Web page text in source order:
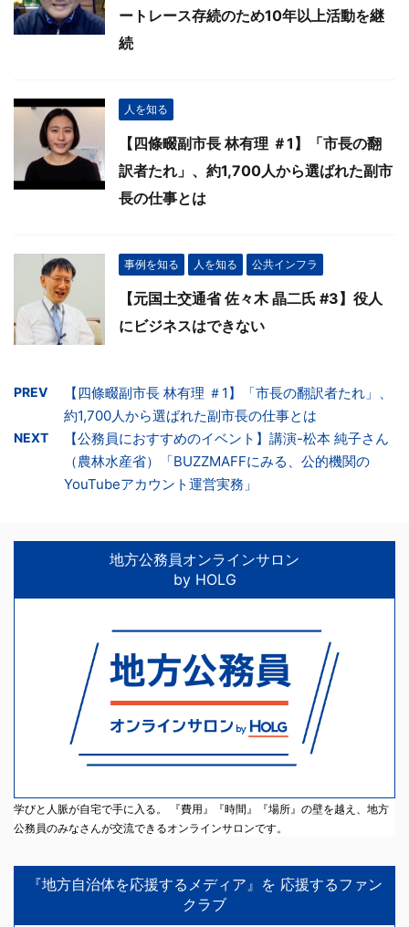
ートレース存続のため10年以上活動を継
続
人を知る
【四條畷副市長 林有理 ＃1】「市長の翻
訳者たれ」、約1,700人から選ばれた副市
長の仕事とは
事例を知る 人を知る 公共インフラ
【元国土交通省 佐々木 晶二氏 #3】役人
にビジネスはできない
PREV
【四條畷副市長 林有理 ＃1】「市長の翻訳者たれ」、
約1,700人から選ばれた副市長の仕事とは
NEXT
【公務員におすすめのイベント】講演-松本 純子さん
（農林水産省）「BUZZMAFFにみる、公的機関の
YouTubeアカウント運営実務」
地方公務員オンラインサロン
by HOLG
学びと人脈が自宅で手に入る。 『費用』『時間』『場所』の壁を越え、地方
公務員のみなさんが交流できるオンラインサロンです。
『地方自治体を応援するメディア』を 応援するファン
クラブ